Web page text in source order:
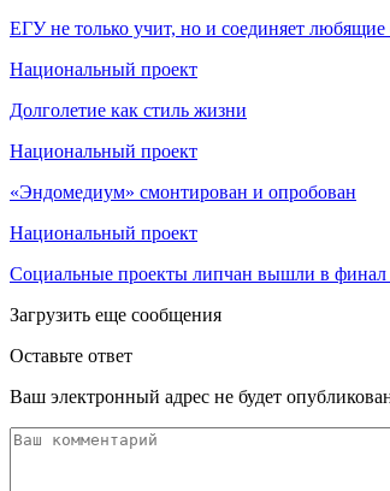
ЕГУ не только учит, но и соединяет любящие
Национальный проект
Долголетие как стиль жизни
Национальный проект
«Эндомедиум» смонтирован и опробован
Национальный проект
Социальные проекты липчан вышли в
Загрузить еще сообщения
Оставьте ответ
Ваш электронный адрес не будет